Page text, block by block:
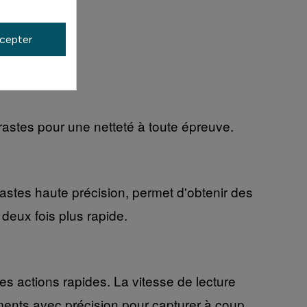
pour une netteté à toute épreuve.
haute précision, permet d'obtenir des
fois plus rapide.
actions rapides. La vitesse de lecture